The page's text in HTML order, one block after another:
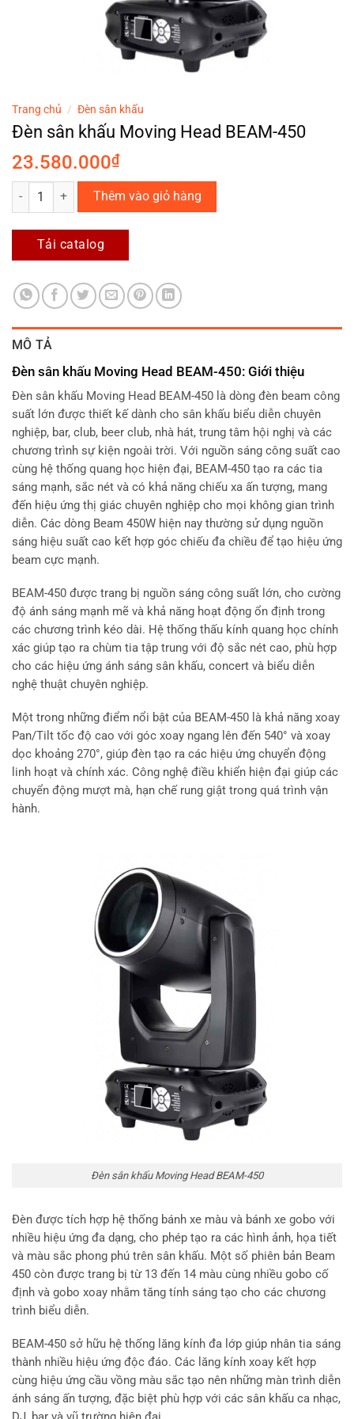
Trang chủ / Đèn sân khấu
Đèn sân khấu Moving Head BEAM-450
23.580.000₫
Đèn sân khấu Moving Head BEAM-450 số lượng
Thêm vào giỏ hàng
Tải catalog
MÔ TẢ
Đèn sân khấu Moving Head BEAM-450: Giới thiệu
Đèn sân khấu Moving Head BEAM-450 là dòng đèn beam công
suất lớn được thiết kế dành cho sân khấu biểu diễn chuyên
nghiệp, bar, club, beer club, nhà hát, trung tâm hội nghị và các
chương trình sự kiện ngoài trời. Với nguồn sáng công suất cao
cùng hệ thống quang học hiện đại, BEAM-450 tạo ra các tia
sáng mạnh, sắc nét và có khả năng chiếu xa ấn tượng, mang
đến hiệu ứng thị giác chuyên nghiệp cho mọi không gian trình
diễn. Các dòng Beam 450W hiện nay thường sử dụng nguồn
sáng hiệu suất cao kết hợp góc chiếu đa chiều để tạo hiệu ứng
beam cực mạnh.
BEAM-450 được trang bị nguồn sáng công suất lớn, cho cường
độ ánh sáng mạnh mẽ và khả năng hoạt động ổn định trong
các chương trình kéo dài. Hệ thống thấu kính quang học chính
xác giúp tạo ra chùm tia tập trung với độ sắc nét cao, phù hợp
cho các hiệu ứng ánh sáng sân khấu, concert và biểu diễn
nghệ thuật chuyên nghiệp.
Một trong những điểm nổi bật của BEAM-450 là khả năng xoay
Pan/Tilt tốc độ cao với góc xoay ngang lên đến 540° và xoay
dọc khoảng 270°, giúp đèn tạo ra các hiệu ứng chuyển động
linh hoạt và chính xác. Công nghệ điều khiển hiện đại giúp các
chuyển động mượt mà, hạn chế rung giật trong quá trình vận
hành.
Đèn sân khấu Moving Head BEAM-450
Đèn được tích hợp hệ thống bánh xe màu và bánh xe gobo với
nhiều hiệu ứng đa dạng, cho phép tạo ra các hình ảnh, họa tiết
và màu sắc phong phú trên sân khấu. Một số phiên bản Beam
450 còn được trang bị từ 13 đến 14 màu cùng nhiều gobo cố
định và gobo xoay nhằm tăng tính sáng tạo cho các chương
trình biểu diễn.
BEAM-450 sở hữu hệ thống lăng kính đa lớp giúp nhân tia sáng
thành nhiều hiệu ứng độc đáo. Các lăng kính xoay kết hợp
cùng hiệu ứng cầu vồng màu sắc tạo nên những màn trình diễn
ánh sáng ấn tượng, đặc biệt phù hợp với các sân khấu ca nhạc,